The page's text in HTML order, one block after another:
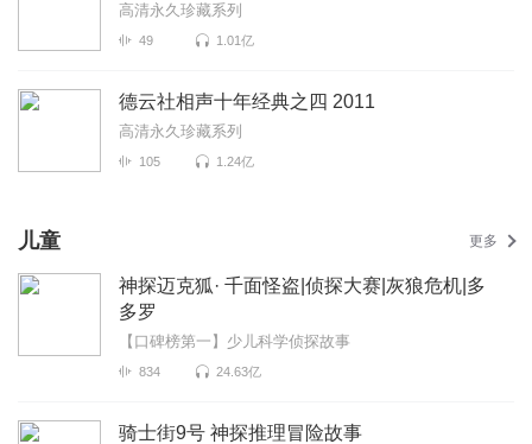
高清永久珍藏系列
49 1.01亿
德云社相声十年经典之四 2011
高清永久珍藏系列
105 1.24亿
儿童 更多
神探迈克狐· 千面怪盗|侦探大赛|灰狼危机|多
多罗
【口碑榜第一】少儿科学侦探故事
834 24.63亿
骑士街9号 神探推理冒险故事